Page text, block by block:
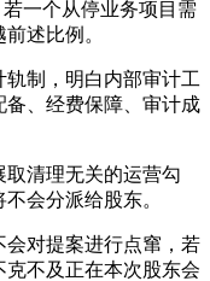
一个从停业务项目需
述比例。
制，明白内部审计工
、经费保障、审计成
清理无关的运营勾
会分派给股东。
对提案进行点窜，若
不及正在本次股东会